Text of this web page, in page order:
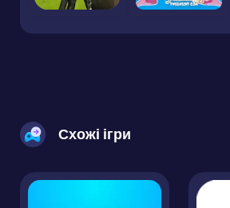
Схожі ігри